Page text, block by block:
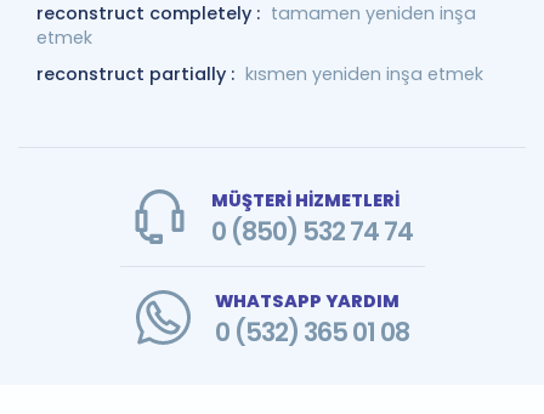
reconstruct completely : tamamen yeniden inşa
etmek
reconstruct partially : kısmen yeniden inşa etmek
MÜŞTERİ HİZMETLERİ
0 (850) 532 74 74
WHATSAPP YARDIM
0 (532) 365 01 08